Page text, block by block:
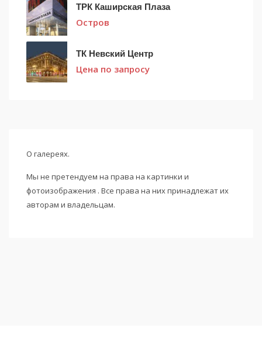
ТРК Каширская Плаза
Остров
ТК Невский Центр
Цена по запросу
О галереях.
Мы не претендуем на права на картинки и
фотоизображения . Все права на них принадлежат их
авторам и владельцам.